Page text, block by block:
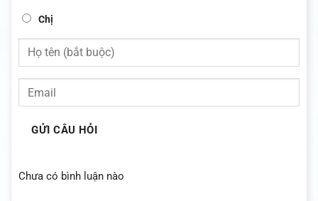
Chị
GỬI CÂU HỎI
Chưa có bình luận nào